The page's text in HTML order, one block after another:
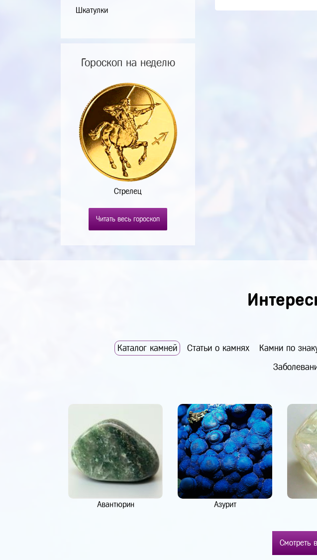
Шкатулки
Гороскоп на неделю
Стрелец
Читать весь гороскоп
Каталог камней Статьи о камнях Камни по
Авантюрин Азурит
Смотреть